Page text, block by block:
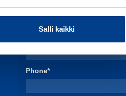
Salli kaikki
Contact us
Phone*